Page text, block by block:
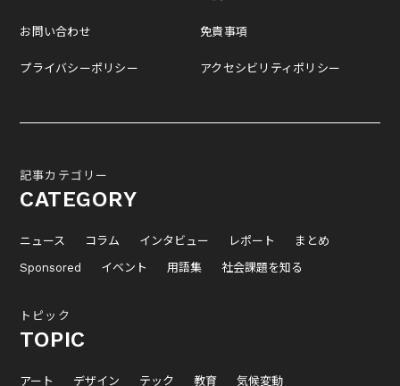
お問い合わせ
プライバシーポリシー
免責事項
アクセシビリティポリシー
記事カテゴリー
CATEGORY
ニュース コラム インタビュー レポート
まとめ
Sponsored
イベント 用語集 社会課題を知る
トピック
TOPIC
アート デザイン テック 教育 気候変動